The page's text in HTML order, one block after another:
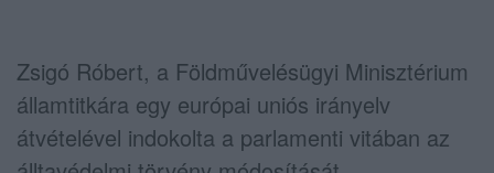
Zsigó Róbert, a Földművelésügyi Minisztérium
államtitkára egy európai uniós irányelv
átvételével indokolta a parlamenti vitában az